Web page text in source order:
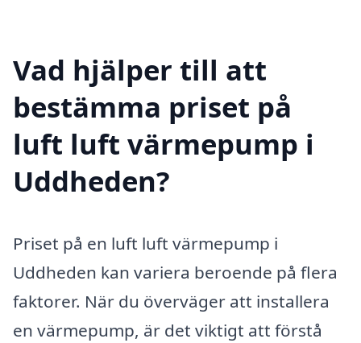
Vad hjälper till att
bestämma priset på
luft luft värmepump i
Uddheden?
Priset på en luft luft värmepump i
Uddheden kan variera beroende på flera
faktorer. När du överväger att installera
en värmepump, är det viktigt att förstå